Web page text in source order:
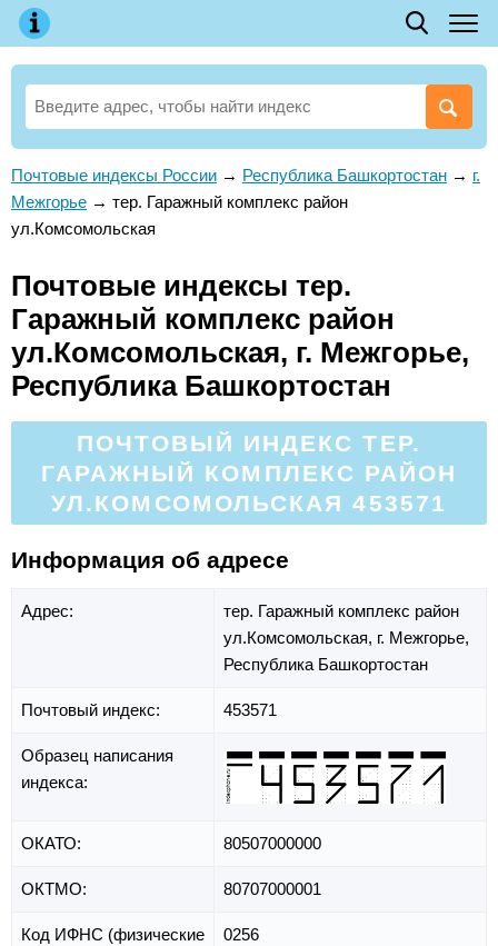
Почтовые индексы России → Республика Башкортостан → г.
Межгорье → тер. Гаражный комплекс район
ул.Комсомольская
Почтовые индексы тер.
Гаражный комплекс район
ул.Комсомольская, г. Межгорье,
Республика Башкортостан
ПОЧТОВЫЙ ИНДЕКС ТЕР.
ГАРАЖНЫЙ КОМПЛЕКС РАЙОН
УЛ.КОМСОМОЛЬСКАЯ 453571
Информация об адресе
Адрес:
тер. Гаражный комплекс район
ул.Комсомольская, г. Межгорье,
Республика Башкортостан
Почтовый индекс: 453571
Образец написания
индекса:
ОКАТО: 80507000000
ОКТМО: 80707000001
Код ИФНС (физические
0256